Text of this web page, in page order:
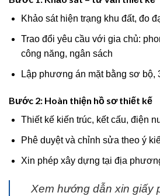
Khảo sát hiện trạng khu đất, đo
Trao đổi yêu cầu với gia chủ:
công năng, ngân sách
Lập phương án mặt bằng sơ bộ,
Bước 2: Hoàn thiện hồ sơ thiết kế
Thiết kế kiến trúc, kết cấu, điện
Phê duyệt và chỉnh sửa theo ý
Xin phép xây dựng tại địa
Xem hướng dẫn xin giấy